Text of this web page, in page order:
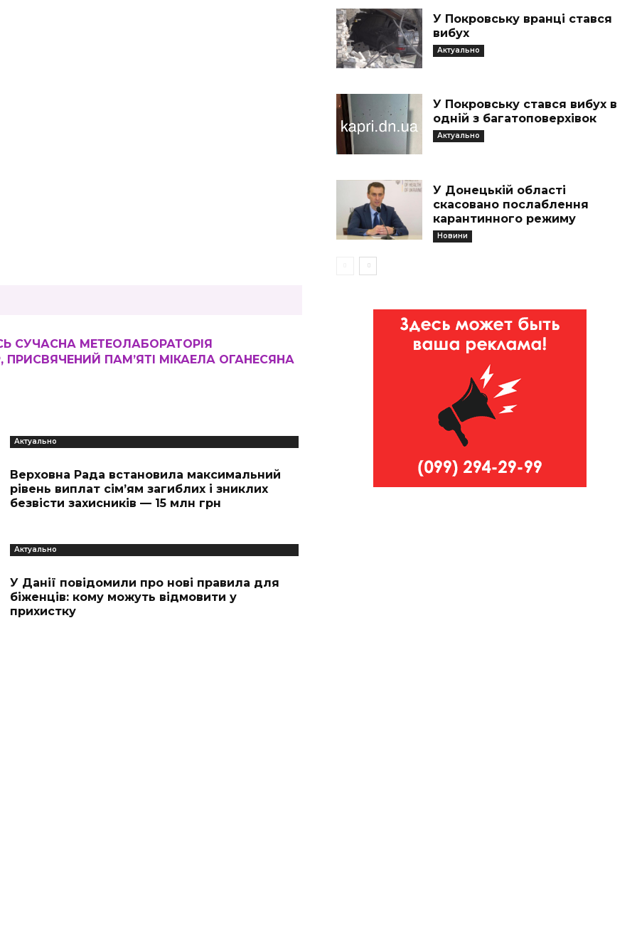
СУЧАСНА МЕТЕОЛАБОРАТОРІЯ
ПАМ’ЯТІ МІКАЕЛА ОГАНЕСЯНА
Актуально
Верховна Рада встановила максимальний
рівень виплат сім’ям загиблих і зниклих
безвісти захисників — 15 млн грн
Актуально
У Данії повідомили про нові правила для
біженців: кому можуть відмовити у
прихистку
У Покровську вранці стався
вибух
Актуально
У Покровську стався вибух в
одній з багатоповерхівок
Актуально
У Донецькій області
скасовано послаблення
карантинного режиму
Новини